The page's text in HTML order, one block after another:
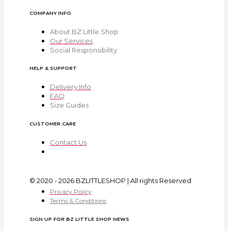
COMPANY INFO
About BZ Little Shop
Our Services
Social Responsibility
HELP & SUPPORT
Delivery Info
FAQ
Size Guides
CUSTOMER CARE
Contact Us
© 2020 - 2026 BZLITTLESHOP | All rights Reserved
Privacy Policy
Terms & Conditions
SIGN UP FOR BZ LITTLE SHOP NEWS